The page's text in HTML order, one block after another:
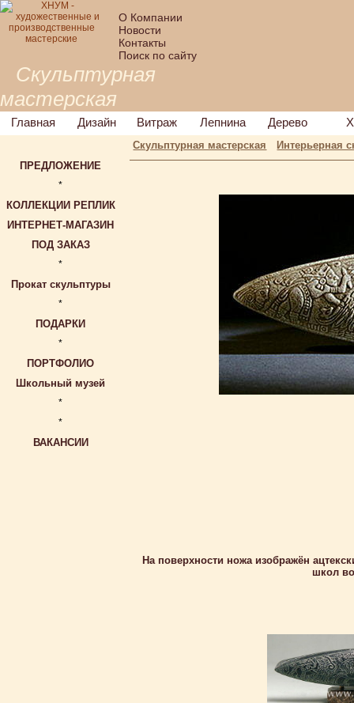
О Компании
Новости
Контакты
Поиск по сайту
Скульптурная
мастерская
Главная Дизайн Витраж Лепнина Дерево
Скульптурная мастерская
Интерьерная
ПРЕДЛОЖЕНИЕ
*
КОЛЛЕКЦИИ РЕПЛИК
ИНТЕРНЕТ-МАГАЗИН
ПОД ЗАКАЗ
*
Прокат скульптуры
*
ПОДАРКИ
*
ПОРТФОЛИО
Школьный музей
*
*
ВАКАНСИИ
На поверхности ножа изображён
школ